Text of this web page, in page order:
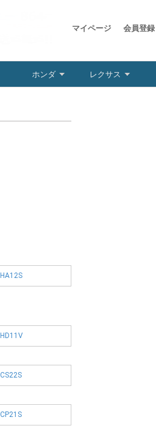
マイページ 会員登録
ホンダ レクサス
HA12S
HD11V
CS22S
CP21S